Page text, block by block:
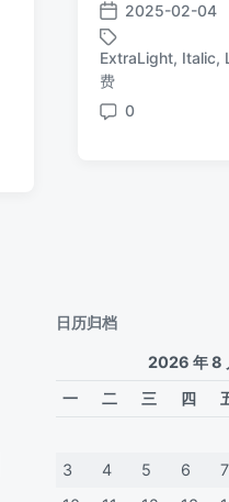
发
布
日
期
2025-02-04
标
签
ExtraLight, Italic,
费
评
0
日历归档
2026 年 8
一
二 三 四
3 4 5 6
7